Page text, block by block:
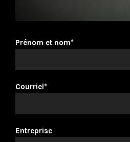
Prénom et nom*
Courriel*
Entreprise